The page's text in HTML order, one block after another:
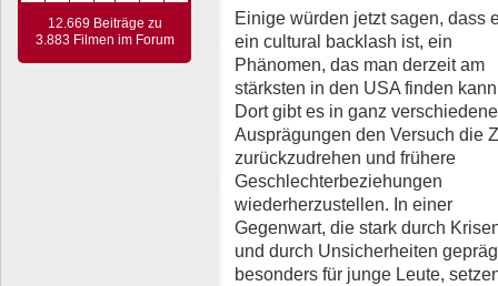
12.669 Beiträge zu
3.883 Filmen im Forum
Einige würden jetzt sagen, dass
ein cultural backlash ist, ein
Phänomen, das man derzeit am
stärksten in den USA finden
Dort gibt es in ganz
Ausprägungen den Versuch die
zurückzudrehen und frühere
Geschlechterbeziehungen
wiederherzustellen. In einer
Gegenwart, die stark durch
und durch Unsicherheiten
besonders für junge Leute,